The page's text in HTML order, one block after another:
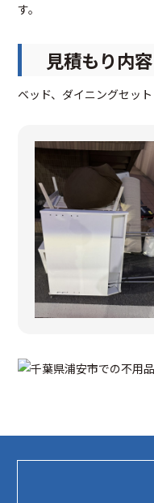
す。
見積もり内容
ベッド、ダイニングセット